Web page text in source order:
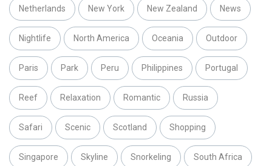
Netherlands New York New Zealand News
Nightlife North America Oceania Outdoor
Paris Park Peru Philippines Portugal
Reef Relaxation Romantic Russia
Safari Scenic Scotland Shopping
Singapore Skyline Snorkeling South Africa